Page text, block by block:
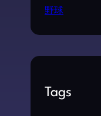
野球
Tags